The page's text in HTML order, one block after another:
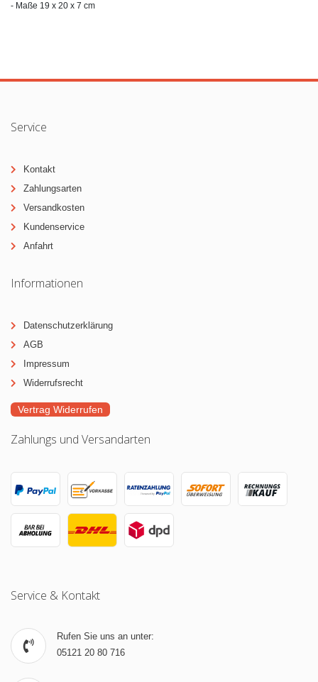
- Maße 19 x 20 x 7 cm
Service
Kontakt
Zahlungsarten
Versandkosten
Kundenservice
Anfahrt
Informationen
Datenschutzerklärung
AGB
Impressum
Widerrufsrecht
Vertrag Widerrufen
Zahlungs und Versandarten
Service & Kontakt
Rufen Sie uns an unter:
05121 20 80 716